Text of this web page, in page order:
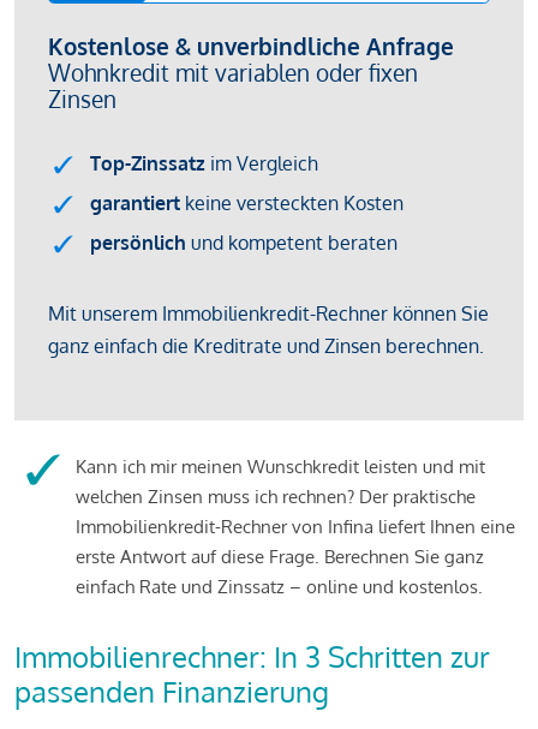
Kann ich mir meinen Wunschkredit leisten und mit
welchen Zinsen muss ich rechnen? Der praktische
Immobilienkredit-Rechner von Infina liefert Ihnen eine
erste Antwort auf diese Frage. Berechnen Sie ganz
einfach Rate und Zinssatz – online und kostenlos.
Immobilienrechner: In 3 Schritten zur
passenden Finanzierung